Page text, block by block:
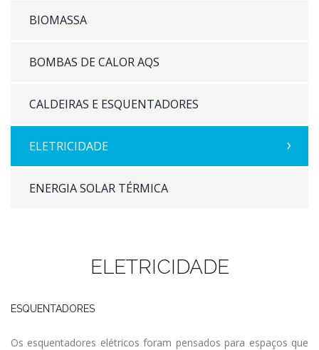
BIOMASSA
BOMBAS DE CALOR AQS
CALDEIRAS E ESQUENTADORES
ELETRICIDADE
ENERGIA SOLAR TÉRMICA
ELETRICIDADE
ESQUENTADORES
Os esquentadores elétricos foram pensados para espaços que